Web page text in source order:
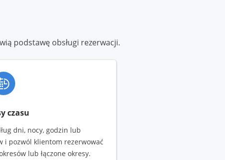
podstawę obsługi rezerwacji.
czasu
dni, nocy, godzin lub
i pozwól klientom rezerwować
lub łączone okresy.